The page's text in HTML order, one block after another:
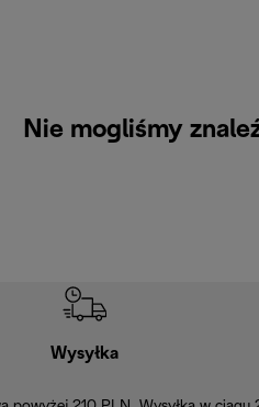
Nie mogliśmy
Wysyłka